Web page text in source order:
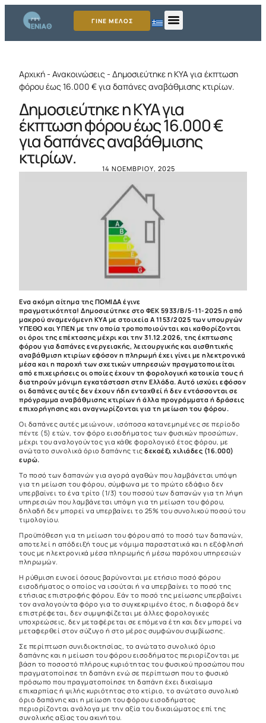
ΓΙΝΕ ΜΕΛΟΣ
Αρχική- Ανακοινώσεις - Δημοσιεύτηκε η ΚΥΑ για έκπτωση
φόρου έως 16.000 € για δαπάνες αναβάθμισης κτιρίων.
Δημοσιεύτηκε η ΚΥΑ για
έκπτωση φόρου έως 16.000 €
για δαπάνες αναβάθμισης
κτιρίων.
14 ΝΟΕΜΒΡΊΟΥ, 2025
Ενα ακόμη αίτημα της ΠΟΜΙΔΑ έγινε
πραγματικότητα! Δημοσιεύτηκε στο ΦΕΚ 5933/Β/5-11-2025 η από
μακρού αναμενόμενη ΚΥΑ με στοιχεία Α 1153/2025 των υπουργών
ΥΠΕΘΟ και ΥΠΕΝ με την οποία τροποποιούνται και καθορίζονται
οι όροι της επέκτασης μέχρι και την 31.12.2026, της έκπτωσης
φόρου για δαπάνες ενεργειακής, λειτουργικής και αισθητικής
αναβάθμιση κτιρίων εφόσον η πληρωμή έχει γίνει με ηλεκτρονικά
μέσα και η παροχή των σχετικών υπηρεσιών πραγματοποιείται
από επιχειρήσεις οι οποίες έχουν τη φορολογική κατοικία τους ή
διατηρούν μόνιμη εγκατάσταση στην Ελλάδα. Αυτό ισχύει εφόσον
οι δαπάνες αυτές δεν έχουν ήδη ενταχθεί ή δεν εντάσσονται σε
πρόγραμμα αναβάθμισης κτιρίων ή άλλα προγράμματα ή δράσεις
επιχορήγησης και αναγνωρίζονται για τη μείωση του φόρου.
Οι δαπάνες αυτές μειώνουν, ισόποσα κατανεμημένες σε περίοδο
πέντε (5) ετών, τον φόρο εισοδήματος των φυσικών προσώπων,
μέχρι του αναλογούντος για κάθε φορολογικό έτος φόρου, με
ανώτατο συνολικά όριο δαπάνης τις δεκαέξι χιλιάδες (16.000)
ευρώ.
Το ποσό των δαπανών για αγορά αγαθών που λαμβάνεται υπόψη
για τη μείωση του φόρου, σύμφωνα με το πρώτο εδάφιο δεν
υπερβαίνει το ένα τρίτο (1/3) του ποσού των δαπανών για τη λήψη
υπηρεσιών που λαμβάνεται υπόψη για τη μείωση του φόρου,
δηλαδή δεν μπορεί να υπερβαίνει το 25% του συνολικού ποσού του
τιμολογίου.
Προϋπόθεση για τη μείωση του φόρου από το ποσό των δαπανών,
αποτελεί η απόδειξή τους με νόμιμα παραστατικά και η εξόφλησή
τους με ηλεκτρονικά μέσα πληρωμής ή μέσω παρόχου υπηρεσιών
πληρωμών.
Η ρύθμιση ευνοεί όσους βαρύνονται με ετήσιο ποσό φόρου
εισοδήματος ο οποίος να ισούται ή να υπερβαίνει το ποσό της
ετήσιας επιστροφής φόρου. Εάν το ποσό της μείωσης υπερβαίνει
τον αναλογούντα φόρο για το συγκεκριμένο έτος, η διαφορά δεν
επιστρέφεται, δεν συμψηφίζεται με άλλες φορολογικές
υποχρεώσεις, δεν μεταφέρεται σε επόμενα έτη και δεν μπορεί να
μεταφερθεί στον σύζυγο ή στο μέρος συμφώνου συμβίωσης.
Σε περίπτωση συνιδιοκτησίας, το ανώτατο συνολικό όριο
δαπάνης και η μείωση του φόρου εισοδήματος περιορίζονται με
βάση το ποσοστό πλήρους κυριότητας του φυσικού προσώπου που
πραγματοποίησε τη δαπάνη ενώ σε περίπτωση που το φυσικό
πρόσωπο που πραγματοποίησε τη δαπάνη έχει δικαίωμα
επικαρπίας ή ψιλής κυριότητας στο κτίριο, το ανώτατο συνολικό
όριο δαπάνης και η μείωση του φόρου εισοδήματος
περιορίζονται ανάλογα με την αξία του δικαιώματος επί της
συνολικής αξίας του ακινήτου.